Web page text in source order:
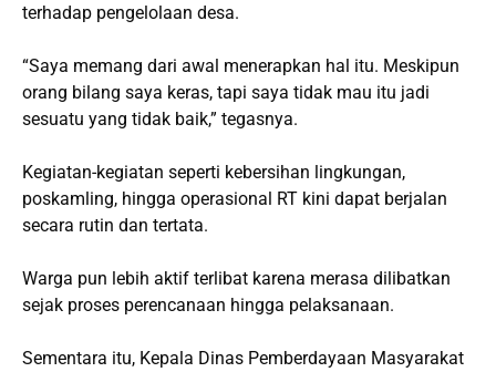
terhadap pengelolaan desa.
“Saya memang dari awal menerapkan hal itu. Meskipun
orang bilang saya keras, tapi saya tidak mau itu jadi
sesuatu yang tidak baik,” tegasnya.
Kegiatan-kegiatan seperti kebersihan lingkungan,
poskamling, hingga operasional RT kini dapat berjalan
secara rutin dan tertata.
Warga pun lebih aktif terlibat karena merasa dilibatkan
sejak proses perencanaan hingga pelaksanaan.
Sementara itu, Kepala Dinas Pemberdayaan Masyarakat